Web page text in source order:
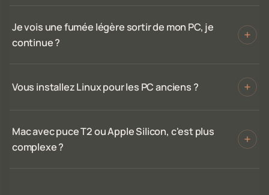
Je vois une fumée légère sortir de mon PC, je
continue ?
Vous installez Linux pour les PC anciens ?
Mac avec puce T2 ou Apple Silicon, c'est plus
complexe ?